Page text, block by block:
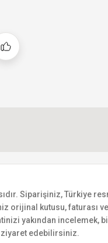
Siparişiniz, Türkiye
orijinal kutusu, faturası
yakından incelemek,
ziyaret edebilirsiniz.